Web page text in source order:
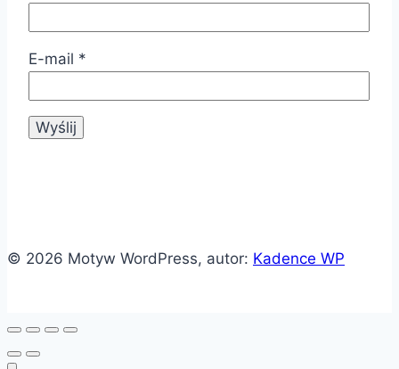
E-mail *
© 2026 Motyw WordPress, autor: Kadence WP